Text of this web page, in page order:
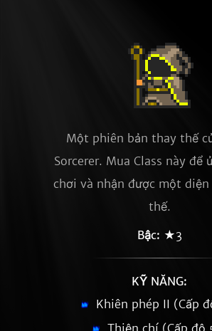
Một phiên bản thay thế
Sorcerer. Mua Class này để
chơi và nhận được một
thế.
Bậc: ★3
KỸ NĂNG:
Khiên phép II (Cấp
Thiện chí (Cấp độ